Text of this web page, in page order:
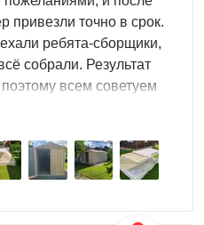
привезли точно в срок.
ребята-сборщики,
собрали. Результат
всем советуем